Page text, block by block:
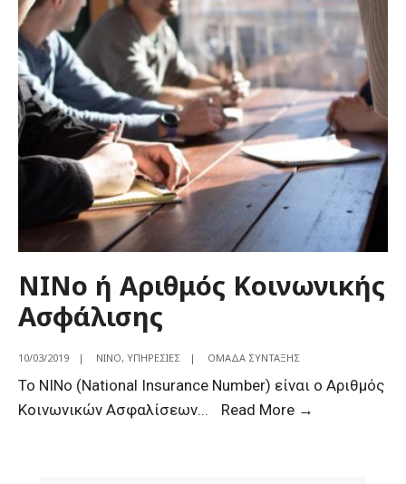
NINo ή Αριθμός Κοινωνικής
Ασφάλισης
10/03/2019 | NINO, ΥΠΗΡΕΣΊΕΣ | ΟΜΆΔΑ ΣΎΝΤΑΞΗΣ
Το NINo (National Insurance Νumber) είναι ο Αριθμός
Κοινωνικών Ασφαλίσεων... Read More →